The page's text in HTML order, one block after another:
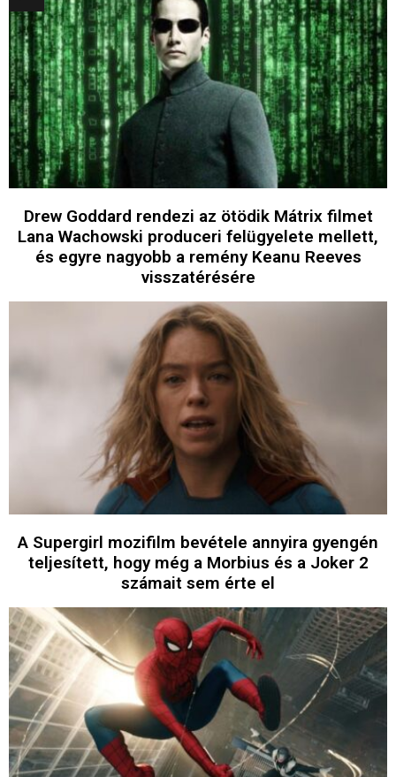
Drew Goddard rendezi az ötödik Mátrix filmet
Lana Wachowski produceri felügyelete mellett,
és egyre nagyobb a remény Keanu Reeves
visszatérésére
A Supergirl mozifilm bevétele annyira gyengén
teljesített, hogy még a Morbius és a Joker 2
számait sem érte el